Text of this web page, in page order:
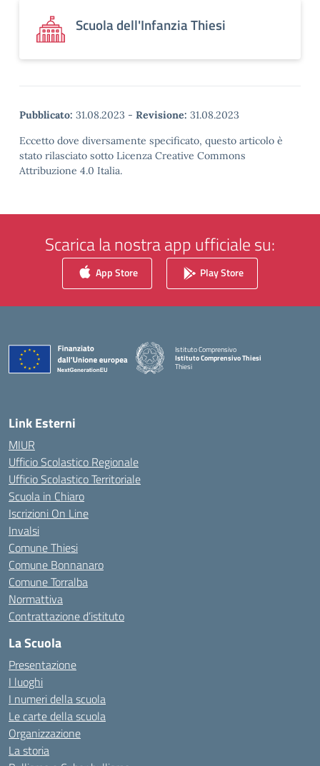
Scuola dell'Infanzia Thiesi
Pubblicato: 31.08.2023 - Revisione: 31.08.2023
Eccetto dove diversamente specificato, questo articolo è
stato rilasciato sotto Licenza Creative Commons
Attribuzione 4.0 Italia.
Scarica la nostra app ufficiale su:
App Store Play Store
Istituto Comprensivo
Istituto Comprensivo Thiesi
Thiesi
Link Esterni
MIUR
Ufficio Scolastico Regionale
Ufficio Scolastico Territoriale
Scuola in Chiaro
Iscrizioni On Line
Invalsi
Comune Thiesi
Comune Bonnanaro
Comune Torralba
Normattiva
Contrattazione d’istituto
La Scuola
Presentazione
I luoghi
I numeri della scuola
Le carte della scuola
Organizzazione
La storia